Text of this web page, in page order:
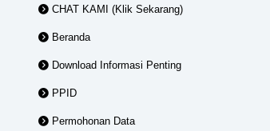
CHAT KAMI (Klik Sekarang)
Beranda
Download Informasi Penting
PPID
Permohonan Data